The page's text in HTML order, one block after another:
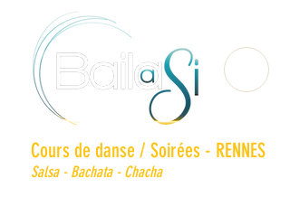
Cours de danse / Soirées - RENNES
Salsa - Bachata - Chacha